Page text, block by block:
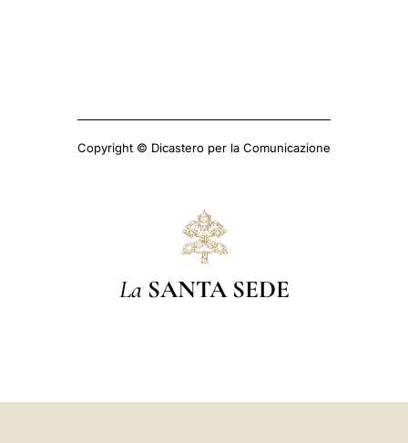
Copyright © Dicastero per la Comunicazione
La SANTA SEDE